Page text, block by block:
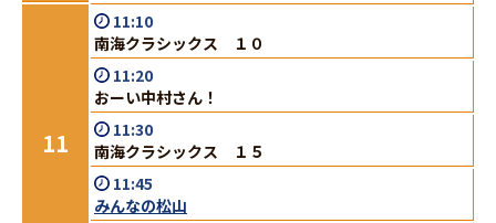
11
11:10
南海クラシックス １０
11:20
おーい中村さん！
11:30
南海クラシックス １５
11:45
みんなの松山